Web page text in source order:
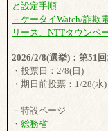
と設定手順
－ケータイWatch/詐欺
リース、NTTタウンペ
2026/2/8(選挙)：第51
・投票日：2/8(日)
・期日前投票：1/28(水
－特設ページ
・ 総務省